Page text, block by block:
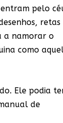
pelo
retas
a namorar o
como
Ele podia
de